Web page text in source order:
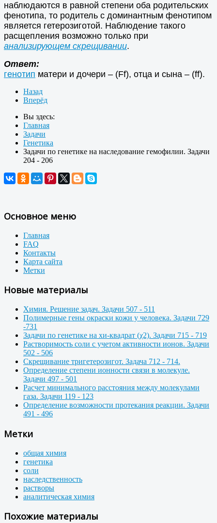
наблюдаются в равной степени оба родительских
фенотипа, то родитель с доминантным фенотипом
является гетерозиготой. Наблюдение такого
расщепления возможно только при
анализирующем скрещивании.
Ответ:
генотип матери и дочери – (Ff), отца и сына – (ff).
Назад
Вперёд
Вы здесь:
Главная
Задачи
Генетика
Задачи по генетике на наследование гемофилии. Задачи
204 - 206
Основное меню
Главная
FAQ
Контакты
Карта сайта
Метки
Новые материалы
Химия. Решение задач. Задачи 507 - 511
Полимерные гены окраски кожи у человека. Задачи 729
-731
Задачи по генетике на хи-квадрат (χ2). Задачи 715 - 719
Растворимость соли с учетом активности ионов. Задачи
502 - 506
Скрещивание тригетерозигот. Задача 712 - 714.
Определение степени ионности связи в молекуле.
Задачи 497 - 501
Расчет минимального расстояния между молекулами
газа. Задачи 119 - 123
Определение возможности протекания реакции. Задачи
491 - 496
Метки
общая химия
генетика
соли
наследственность
растворы
аналитическая химия
Похожие материалы